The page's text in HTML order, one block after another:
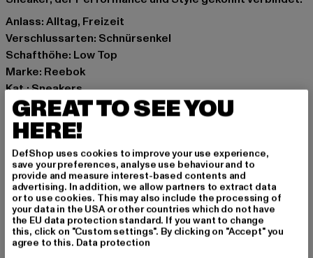
Anlass: Alltag, Freizeit
Verschlussarten: Schnürsenkel
Schafthöhe: Low Top
Marke: Reebok
Kat.: Sneakers
Farbe: rosa
Hersteller Farbe: frost berry
Obermaterial: Leder, Textil
Innenfutter: Textil
Art.Nr: G57644-05029
Hersteller: New Guards Group Beta S.R.L |
nggbeta@cert.studiopirola.com
Via Filippo Turati 12 | 20121 Milano | IT
GREAT TO SEE YOU
HERE!
DefShop uses cookies to improve your use experience,
save your preferences, analyse use behaviour and to
provide and measure interest-based contents and
advertising. In addition, we allow partners to extract data
or to use cookies. This may also include the processing of
your data in the USA or other countries which do not have
the EU data protection standard. If you want to change
this, click on "Custom settings". By clicking on "Accept" you
agree to this. Data protection